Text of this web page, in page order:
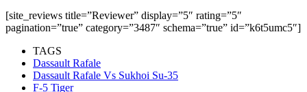
[site_reviews title=”Reviewer” display=”5″ rating=”5″
pagination=”true” category=”3487″ schema=”true” id=”k6t5umc5″]
TAGS
Dassault Rafale
Dassault Rafale Vs Sukhoi Su-35
F-5 Tiger